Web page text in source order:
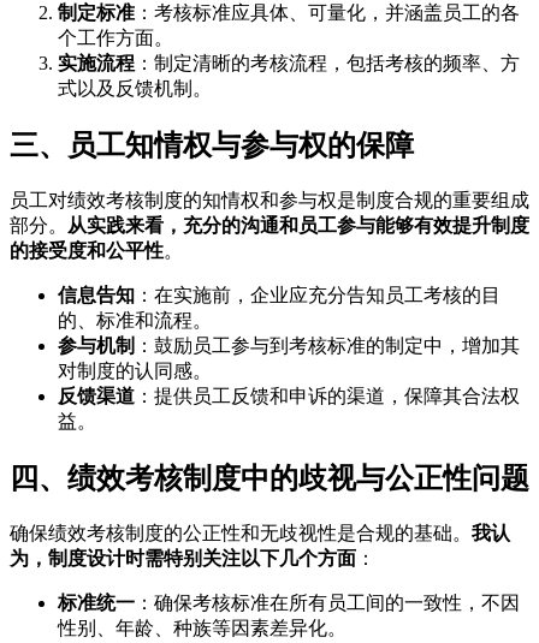
制定标准 ：考核标准应具体、可量化，并涵盖员工的各
个工作方面。
实施流程 ：制定清晰的考核流程，包括考核的频率、方
式以及反馈机制。
三、员工知情权与参与权的保障
员工对绩效考核制度的知情权和参与权是制度合规的重要组成
部分。
从实践来看，充分的沟通和员工参与能够有效提升制度
的接受度和公平性。
信息告知 ：在实施前，企业应充分告知员工考核的目
的、标准和流程。
参与机制 ：鼓励员工参与到考核标准的制定中，增加其
对制度的认同感。
反馈渠道 ：提供员工反馈和申诉的渠道，保障其合法权
益。
四、绩效考核制度中的歧视与公正性问题
确保绩效考核制度的公正性和无歧视性是合规的基础。 我认
为，制度设计时需特别关注以下几个方面 ：
标准统一 ：确保考核标准在所有员工间的一致性，不因
性别、年龄、种族等因素差异化。